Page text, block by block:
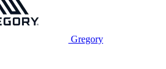
Gregory